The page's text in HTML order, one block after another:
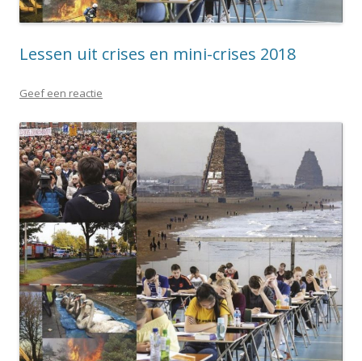
Lessen uit crises en mini-crises 2018
Geef een reactie